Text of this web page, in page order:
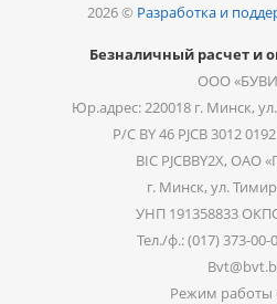
2026 © Разработка и
Безналичный расчет и
ООО
Юр.адрес: 220018 г. Минск,
Р/С BY 46 PJCB 3012
BIC PJCBBY2X, ОАО
г. Минск, ул.
УНП 191358833
Тел./ф.: (017) 373-00-
Режим работы